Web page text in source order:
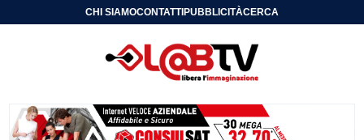
CHI SIAMOCONTATTIPUBBLICITÀCERCA